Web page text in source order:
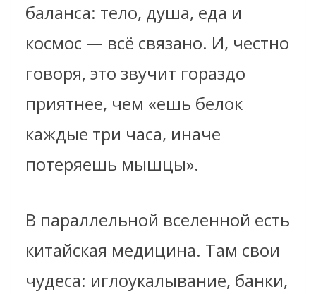
баланса: тело, душа, еда и
космос — всё связано. И, честно
говоря, это звучит гораздо
приятнее, чем «ешь белок
каждые три часа, иначе
потеряешь мышцы».
В параллельной вселенной есть
китайская медицина. Там свои
чудеса: иглоукалывание, банки,